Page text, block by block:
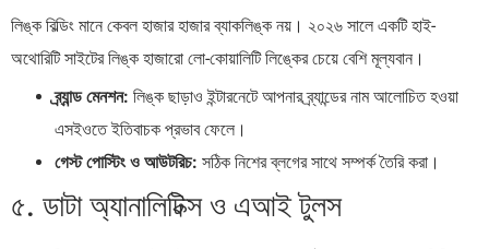
লিঙ্ক বিল্ডিং মানে কেবল হাজার হাজার ব্যাকলিঙ্ক নয়। ২০২৬ সালে একটি হাই-
অথোরিটি সাইটের লিঙ্ক হাজারো লো-কোয়ালিটি লিঙ্কের চেয়ে বেশি মূল্যবান।
ব্র্যান্ড মেনশন: লিঙ্ক ছাড়াও ইন্টারনেটে আপনার ব্র্যান্ডের নাম আলোচিত হওয়া
এসইওতে ইতিবাচক প্রভাব ফেলে।
গেস্ট পোস্টিং ও আউটরিচ: সঠিক নিশের ব্লগের সাথে সম্পর্ক তৈরি করা।
৫. ডাটা অ্যানালিটিক্স ও এআই টুলস